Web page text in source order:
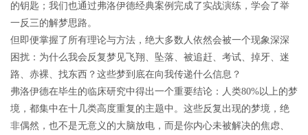
的钥匙；我们也通过弗洛伊德经典案例完成了实战演练，学会了举
一反三的解梦思路。
但即便掌握了所有理论与方法，绝大多数人依然会被一个现象深深
困扰： 为什么我会反复梦见飞翔、坠落、被追赶、考试、掉牙、迷
路、赤裸、找东西？这些梦到底在向我传递什么信息？
弗洛伊德在毕生的临床研究中得出一个重要结论： 人类80%以上的梦
境，都集中在十几类高度重复的主题中。 这些反复出现的梦境，绝
非偶然，也不是无意义的大脑放电，而是你内心未被解决的焦虑、